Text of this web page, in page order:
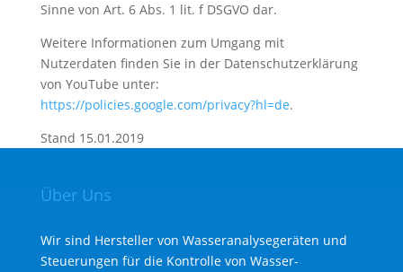
Sinne von Art. 6 Abs. 1 lit. f DSGVO dar.
Weitere Informationen zum Umgang mit
Nutzerdaten finden Sie in der Datenschutzerklärung
von YouTube unter:
https://policies.google.com/privacy?hl=de.
Stand 15.01.2019
Über Uns
Wir sind Hersteller von Wasseranalysegeräten und
Steuerungen für die Kontrolle von Wasser­